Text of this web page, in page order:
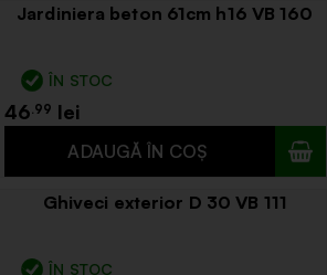
Jardiniera beton 61cm h16 VB 160
ÎN STOC
46.99
Ghiveci exterior D 30 VB 111
ÎN STOC